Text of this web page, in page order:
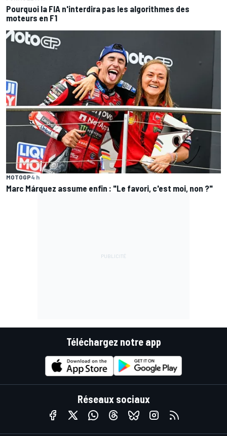
Pourquoi la FIA n'interdira pas les algorithmes des
moteurs en F1
MOTOGP4 h
Marc Márquez assume enfin : "Le favori, c'est moi, non ?"
Téléchargez notre app
Réseaux sociaux